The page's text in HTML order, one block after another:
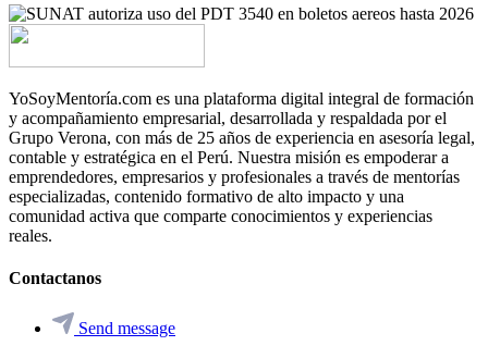
YoSoyMentoría.com es una plataforma digital integral de formación
y acompañamiento empresarial, desarrollada y respaldada por el
Grupo Verona, con más de 25 años de experiencia en asesoría legal,
contable y estratégica en el Perú. Nuestra misión es empoderar a
emprendedores, empresarios y profesionales a través de mentorías
especializadas, contenido formativo de alto impacto y una
comunidad activa que comparte conocimientos y experiencias
reales.
Contactanos
Send message